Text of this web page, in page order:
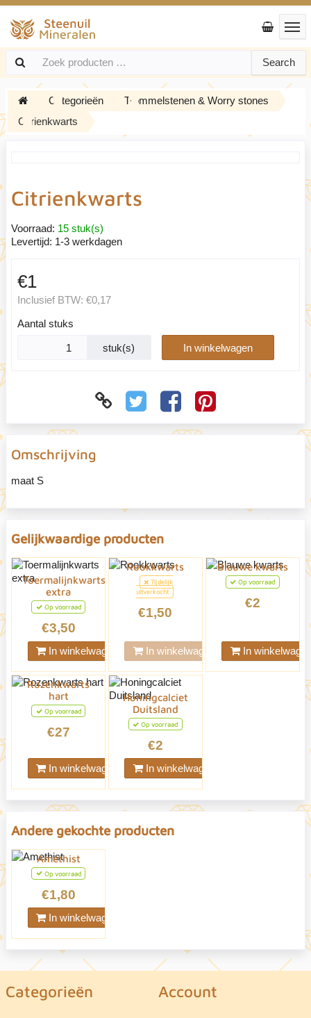
Search
Categorieën
Trommelstenen & Worry stones
Citrienkwarts
Citrienkwarts
Voorraad: 15 stuk(s)
Levertijd: 1-3 werkdagen
€1
Inclusief BTW: €0,17
Aantal stuks
stuk(s) In winkelwagen
Omschrijving
maat S
Gelijkwaardige producten
Toermalijnkwarts
extra
Op voorraad
€3,50
In winkelwagen
Rookkwarts
Tijdelijk
uitverkocht
€1,50
In winkelwagen
Blauwe kwarts
Op voorraad
€2
In
Rozenkwarts
hart
Op voorraad
€27
In winkelwagen
Honingcalciet
Duitsland
Op voorraad
€2
In winkelwagen
Andere gekochte producten
Amethist
Op voorraad
€1,80
In winkelwagen
Categorieën Account